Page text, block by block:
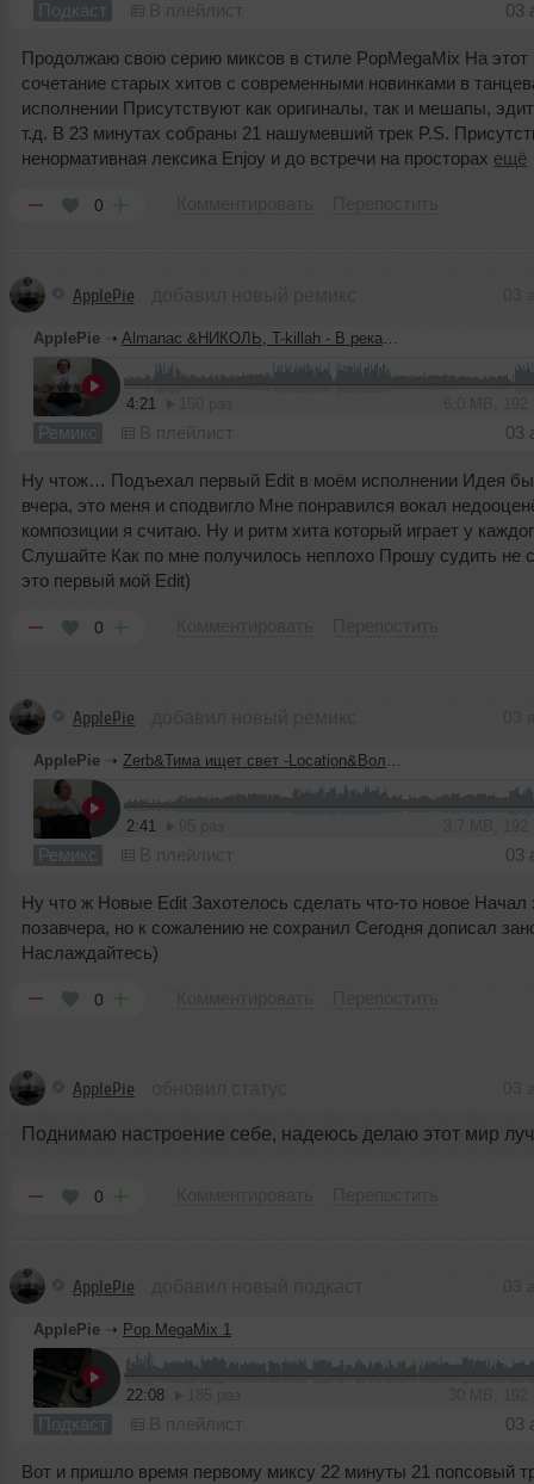
Подкаст В плейлист 03
Продолжаю свою серию миксов в стиле PopMegaMix На этот
сочетание старых хитов с современными новинками в
исполнении Присутствуют как оригиналы, так и мешапы,
т.д. В 23 минутах собраны 21 нашумевший трек P.S.
ненормативная лексика Enjoy и до встречи на просторах ещё
0
ApplePie
ApplePie ➝ Almanac &НИКОЛЬ, T-killah - В реках вода &Bounce for me(ApplePie edit)
4:21
Ремикс В плейлист 03
Ну чтож… Подъехал первый Edit в моём исполнении Идея
вчера, это меня и сподвигло Мне понравился вокал
композиции я считаю. Ну и ритм хита который играет у
Слушайте Как по мне получилось неплохо Прошу судить не
это первый мой Edit)
0
ApplePie
ApplePie ➝ Zerb&Тима ищет свет -Location&Волна (ApplePie Edit)
2:41
Ремикс В плейлист 03
Ну что ж Новые Edit Захотелось сделать что-то новое Начал
позавчера, но к сожалению не сохранил Сегодня дописал
Наслаждайтесь)
0
ApplePie
Поднимаю настроение себе, надеюсь делаю этот мир
0
ApplePie
ApplePie ➝ Pop MegaMix 1
22:08
Подкаст В плейлист 03
Вот и пришло время первому миксу 22 минуты 21 попсовый